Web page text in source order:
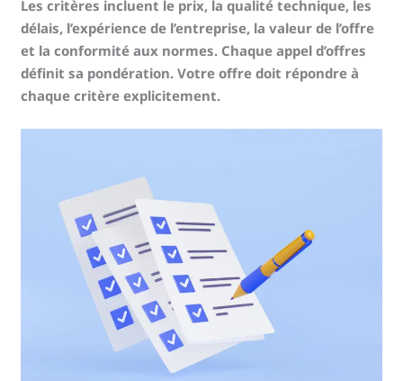
Les critères incluent le prix, la qualité technique, les
délais, l’expérience de l’entreprise, la valeur de l’offre
et la conformité aux normes. Chaque appel d’offres
définit sa pondération. Votre offre doit répondre à
chaque critère explicitement.